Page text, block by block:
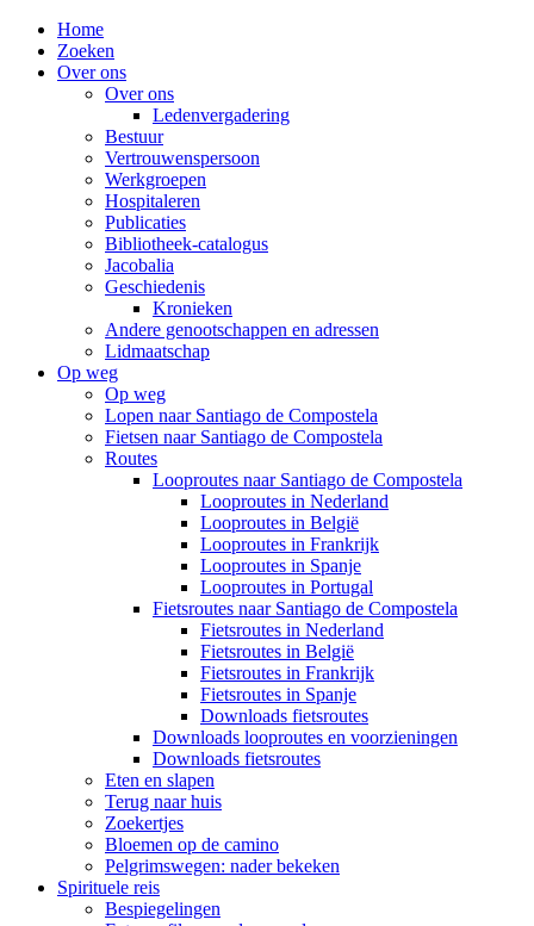
Home
Zoeken
Over ons
Over ons
Ledenvergadering
Bestuur
Vertrouwenspersoon
Werkgroepen
Hospitaleren
Publicaties
Bibliotheek-catalogus
Jacobalia
Geschiedenis
Kronieken
Andere genootschappen en adressen
Lidmaatschap
Op weg
Op weg
Lopen naar Santiago de Compostela
Fietsen naar Santiago de Compostela
Routes
Looproutes naar Santiago de Compostela
Looproutes in Nederland
Looproutes in België
Looproutes in Frankrijk
Looproutes in Spanje
Looproutes in Portugal
Fietsroutes naar Santiago de Compostela
Fietsroutes in Nederland
Fietsroutes in België
Fietsroutes in Frankrijk
Fietsroutes in Spanje
Downloads fietsroutes
Downloads looproutes en voorzieningen
Downloads fietsroutes
Eten en slapen
Terug naar huis
Zoekertjes
Bloemen op de camino
Pelgrimswegen: nader bekeken
Spirituele reis
Bespiegelingen